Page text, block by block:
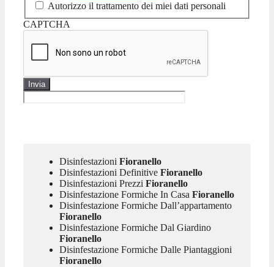
Autorizzo il trattamento dei miei dati personali
CAPTCHA
Disinfestazioni Fioranello
Disinfestazioni DefinitiveFioranello
Disinfestazioni Prezzi Fioranello
Disinfestazione Formiche In Casa Fioranello
Disinfestazione Formiche Dall’appartamento
Fioranello
Disinfestazione Formiche Dal Giardino
Fioranello
Disinfestazione Formiche Dalle Piantaggioni
Fioranello